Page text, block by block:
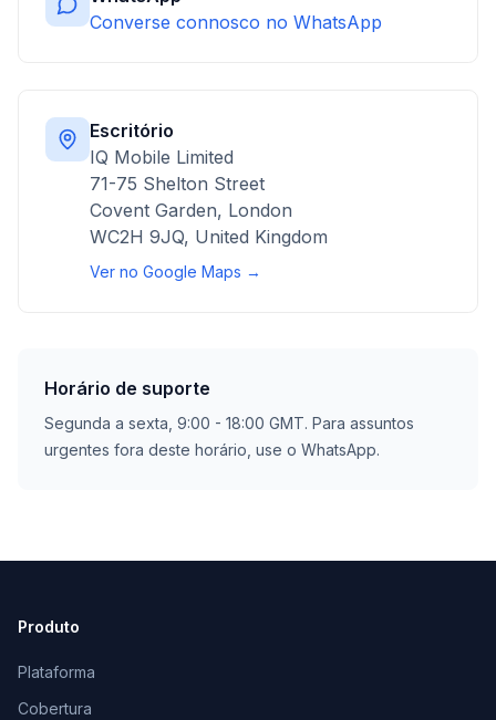
Converse connosco no WhatsApp
Escritório
IQ Mobile Limited
71-75 Shelton Street
Covent Garden, London
WC2H 9JQ, United Kingdom
Ver no Google Maps →
Horário de suporte
Segunda a sexta, 9:00 - 18:00 GMT. Para assuntos
urgentes fora deste horário, use o WhatsApp.
Produto
Plataforma
Cobertura